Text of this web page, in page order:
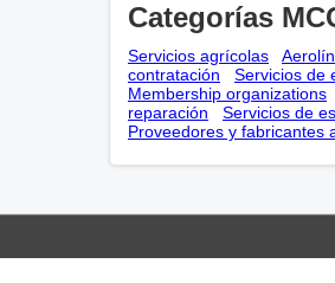
Categorías
Servicios agrícolas
contratación
Servicios de
Membership оrganizations
reparación
Servicios de
Proveedores y fabricantes